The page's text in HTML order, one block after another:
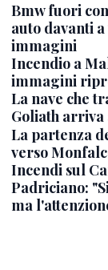
Bmw fuori
auto davanti
immagini
Incendio a
immagini
La nave che
Goliath arriva
La partenza
verso
Incendi sul
Padriciano:
ma